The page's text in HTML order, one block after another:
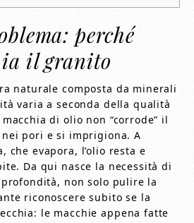
perché
il granito
naturale composta da minerali
varia a seconda della qualità
di olio non “corrode” il
pori e si imprigiona. A
che evapora, l’olio resta e
Da qui nasce la necessità di
non solo pulire la
riconoscere subito se la
le macchie appena fatte